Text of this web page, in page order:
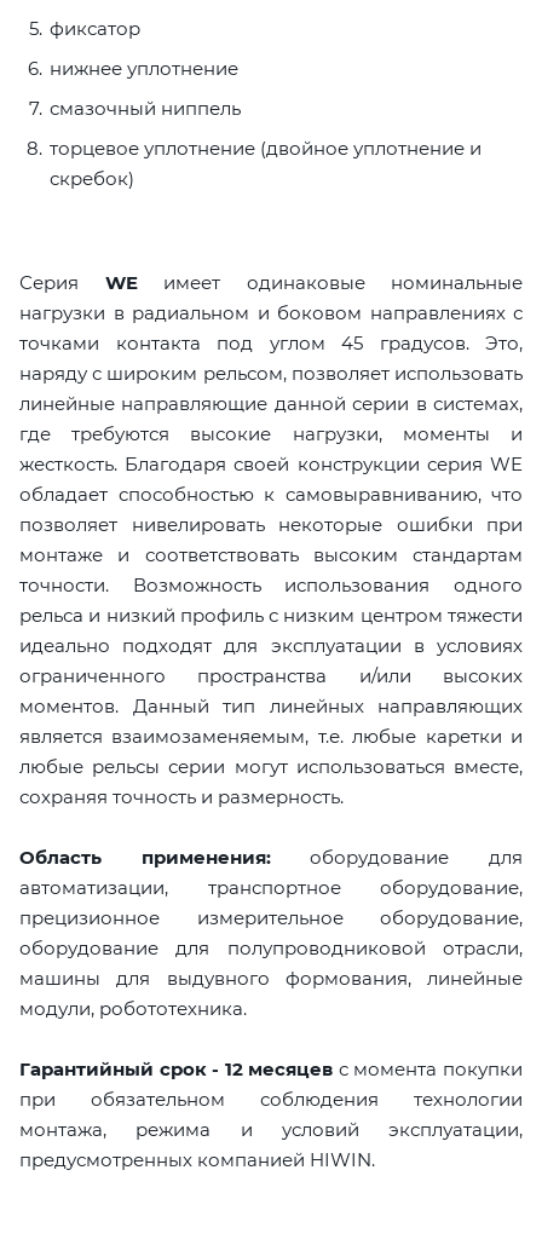
фиксатор
нижнее уплотнение
смазочный ниппель
торцевое уплотнение (двойное уплотнение и
скребок)
Серия WEимеет одинаковые номинальные
нагрузки в радиальном и боковом направлениях с
точками контакта под углом 45 градусов. Это,
наряду с широким рельсом, позволяет использовать
линейные направляющие данной серии в системах,
где требуются высокие нагрузки, моменты и
жесткость. Благодаря своей конструкции серия WE
обладает способностью к самовыравниванию, что
позволяет нивелировать некоторые ошибки при
монтаже и соответствовать высоким стандартам
точности. Возможность использования одного
рельса и низкий профиль с низким центром тяжести
идеально подходят для эксплуатации в условиях
ограниченного пространства и/или высоких
моментов. Данный тип линейных направляющих
является взаимозаменяемым, т.е. любые каретки и
любые рельсы серии могут использоваться вместе,
сохраняя точность и размерность.
Область применения:оборудование для
автоматизации, транспортное оборудование,
прецизионное измерительное оборудование,
оборудование для полупроводниковой отрасли,
машины для выдувного формования, линейные
модули, робототехника.
Гарантийный срок - 12 месяцев с момента покупки
при обязательном соблюдения технологии
монтажа, режима и условий эксплуатации,
предусмотренных компанией HIWIN.